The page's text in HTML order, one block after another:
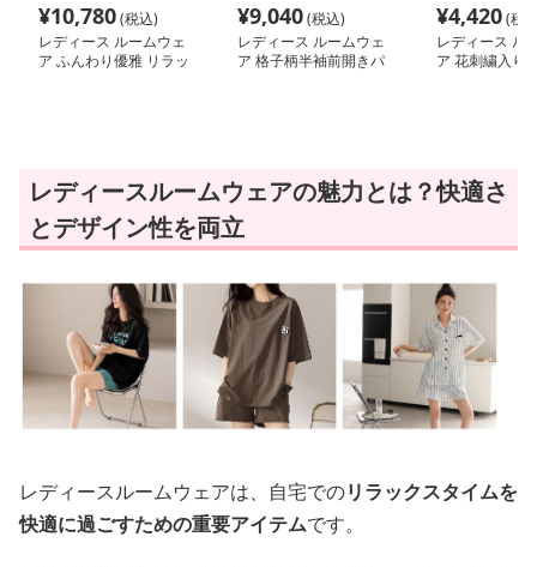
¥10,780(税込)
レディース ルームウェ
ア ふんわり優雅 リラッ
¥9,040(税込)
レディース ルームウェ
ア 格子柄半袖前開きパ
¥4,420(税
レディース ル
ア 花刺繍入り
レディースルームウェアの魅力とは？快適さ
とデザイン性を両立
レディースルームウェアは、自宅でのリラックスタイムを
快適に過ごすための重要アイテムです。